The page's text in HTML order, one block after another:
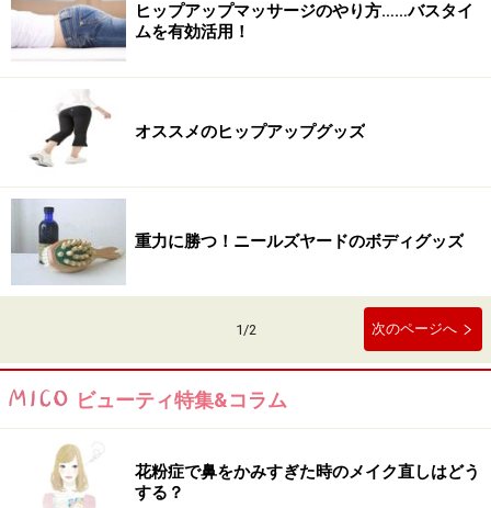
ヒップアップマッサージのやり方……バスタイ
ムを有効活用！
オススメのヒップアップグッズ
重力に勝つ！ニールズヤードのボディグッズ
1/2 次のページへ
ビューティ特集&コラム
花粉症で鼻をかみすぎた時のメイク直しはどう
する？